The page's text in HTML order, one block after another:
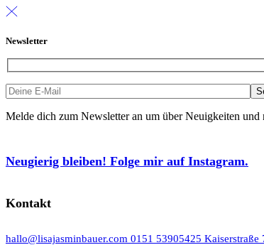
Newsletter
Melde dich zum Newsletter an um über Neuigkeiten
Neugierig bleiben! Folge mir auf Instagram.
Kontakt
hallo@lisajasminbauer.com 0151 53905425 Kaiserstraße